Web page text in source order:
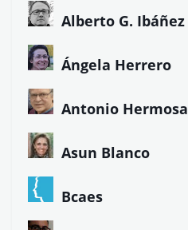
Alberto G. Ibáñez
Ángela Herrero
Antonio Hermosa
Asun Blanco
Bcaes